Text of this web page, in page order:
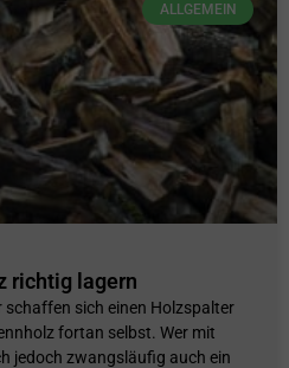
ALLGEMEIN
richtig lagern
sich einen Holzspalter
fortan selbst. Wer mit
jedoch zwangsläufig auch ein